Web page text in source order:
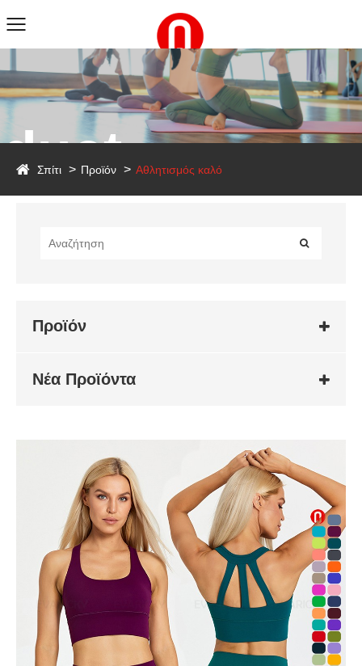
Σπίτι Προϊόν Αθλητισμός καλό
Προϊόν
Νέα Προϊόντα